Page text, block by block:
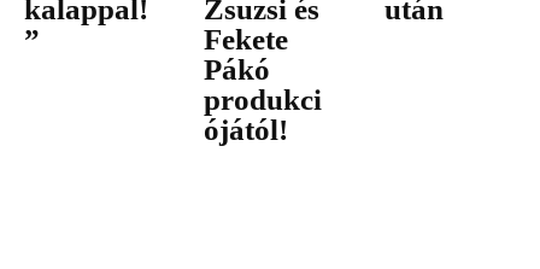
kalappal!
”
Zsuzsi és
Fekete
Pákó
produkci
ójától!
után